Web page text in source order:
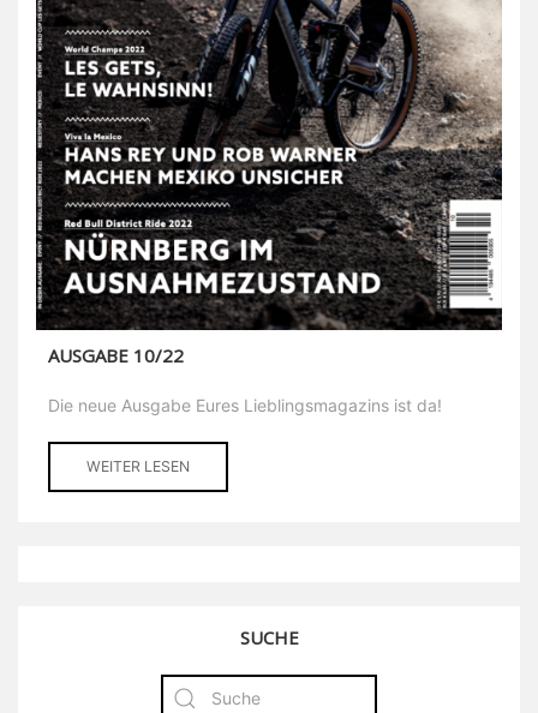
AUSGABE 10/22
Die neue Ausgabe Eures Lieblingsmagazins ist da!
WEITER LESEN
SUCHE